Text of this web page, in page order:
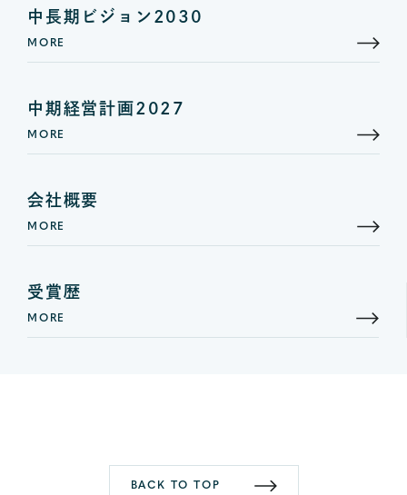
中長期ビジョン2030
MORE
中期経営計画2027
MORE
会社概要
MORE
受賞歴
MORE
BACK TO TOP